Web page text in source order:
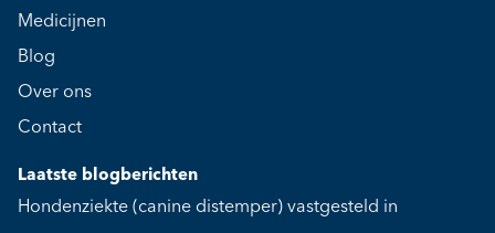
Medicijnen
Blog
Over ons
Contact
Laatste blogberichten
Hondenziekte (canine distemper) vastgesteld in